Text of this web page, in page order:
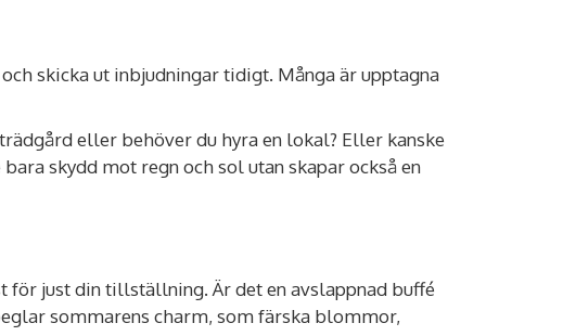
skicka ut inbjudningar tidigt. Många är upptagna
eller behöver du hyra en lokal? Eller kanske
skydd mot regn och sol utan skapar också en
för just din tillställning. Är det en avslappnad buffé
sommarens charm, som färska blommor,